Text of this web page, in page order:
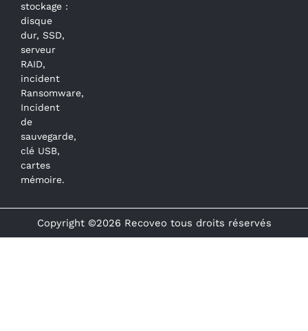
stockage :
disque
dur, SSD,
serveur
RAID,
incident
Ransomware,
Incident
de
sauvegarde,
clé USB,
cartes
mémoire.
Copyright ©2026 Recoveo tous droits réservés